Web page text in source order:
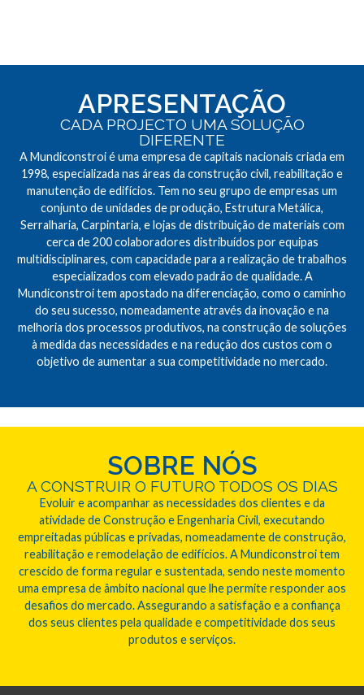
APRESENTAÇÃO
CADA PROJECTO UMA SOLUÇÃO
DIFERENTE
A Mundiconstroi é uma empresa de capitais nacionais criada em
1998, especializada nas áreas da construção civil, reabilitação e
manutenção de edifícios. Tem no seu grupo de empresas um
conjunto de unidades de produção, Estrutura Metálica,
Serralharia, Carpintaria, e lojas de distribuição de materiais com
cerca de 200 colaboradores distribuídos por equipas
multidisciplinares, com capacidade para a realização de trabalhos
especializados com elevado padrão de qualidade. A
Mundiconstroi tem apostado na diferenciação, como o caminho
do seu sucesso, nomeadamente através da inovação e na
melhoria dos processos produtivos, na construção de soluções
à medida das necessidades e na redução dos custos com o
objetivo de aumentar a sua competitividade no mercado.
SOBRE NÓS
A CONSTRUIR O FUTURO TODOS OS DIAS
Evoluir e acompanhar as necessidades dos clientes e da
atividade de Construção e Engenharia Civil, executando
empreitadas públicas e privadas, nomeadamente de construção,
reabilitação e remodelação de edifícios. A Mundiconstroi tem
crescido de forma regular e sustentada, sendo neste momento
uma empresa de âmbito nacional que lhe permite responder aos
desafios do mercado. Assegurando a satisfação e a confiança
dos seus clientes pela qualidade e competitividade dos seus
produtos e serviços.